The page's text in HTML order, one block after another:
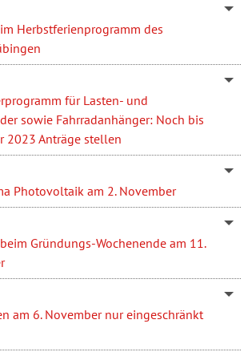
Herbstferienprogramm des
für Lasten- und
sowie Fahrradanhänger: Noch bis
2023 Anträge stellen
Photovoltaik am 2. November
Gründungs-Wochenende am 11.
am 6. November nur eingeschränkt